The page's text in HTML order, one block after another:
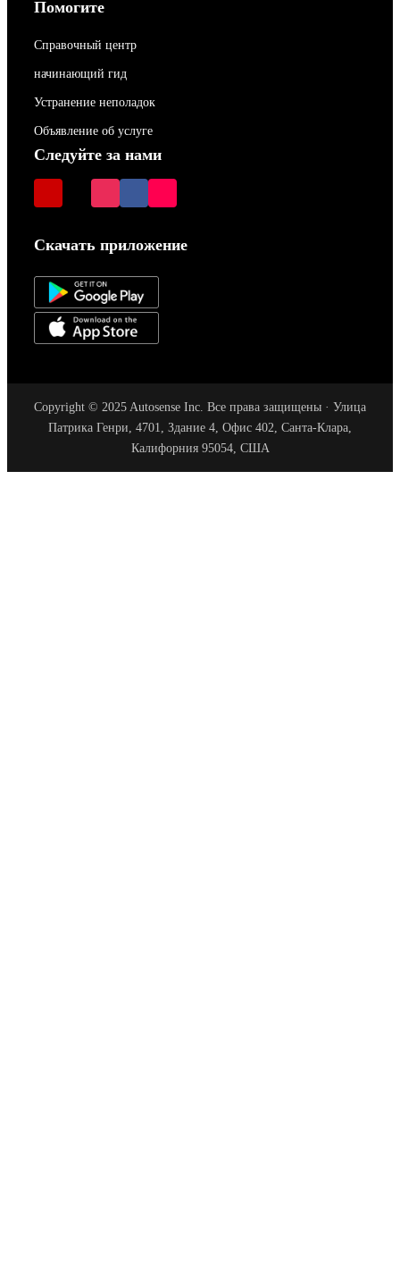
Помогите
Справочный центр
начинающий гид
Устранение неполадок
Объявление об услуге
Следуйте за нами
Скачать приложение
Copyright © 2025 Autosense Inc. Все права защищены · Улица
Патрика Генри, 4701, Здание 4, Офис 402, Санта-Клара,
Калифорния 95054, США